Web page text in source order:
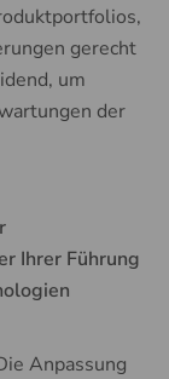
gerecht
um
der
Ihrer Führung
Anpassung